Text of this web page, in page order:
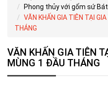
Phong thủy với gốm sứ
VĂN KHẤN GIA TIÊN TẠI
THÁNG
VĂN KHẤN GIA TIÊN
MÙNG 1 ĐẦU THÁNG